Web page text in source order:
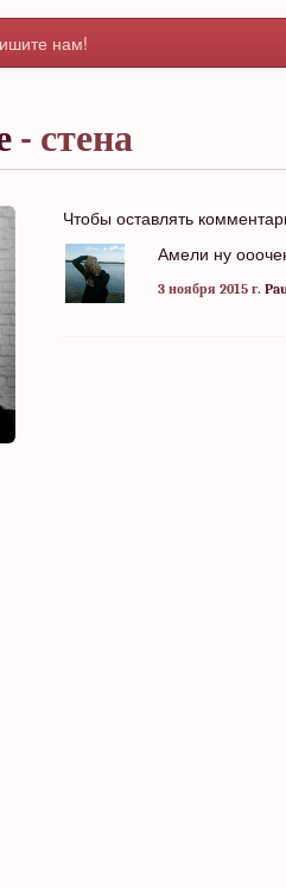
нам!
- стена
Чтобы оставлять
Амели ну
3 ноября 2015 г.